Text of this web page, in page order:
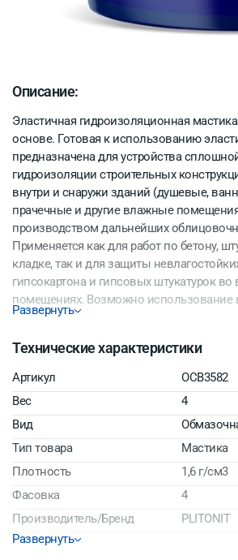
Описание:
Эластичная гидроизоляционная
основе. Готовая к использованию
предназначена для устройства
гидроизоляции строительных
внутри и снаружи зданий (душевые,
прачечные и другие влажные
производством дальнейших
Применяется как для работ по бетону,
кладке, так и для защиты
гипсокартона и гипсовых штукатурок
помещениях. Возможно использование
подогревом. Рекомендуется для
водопроводных труб, угловых
конструкций и др.), не подверженных
динамическим нагрузкам. При
подвижным стыкам необходимо
Развернуть
Технические характеристики
Артикул
OCB3582
Вес
4
Вид
Тип товара
Мастика
Плотность
1,6 г/см3
Фасовка
4
Производитель/Бренд
PLITONIT
Расход при минимальной
Развернуть